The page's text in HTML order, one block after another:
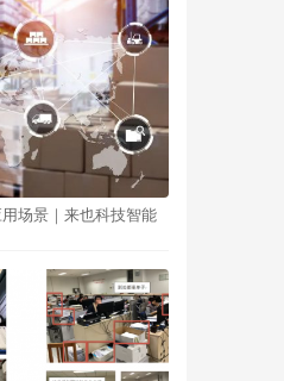
场景｜来也科技智能